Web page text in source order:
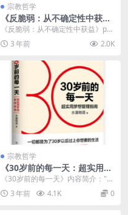
宗教哲学
《反脆弱：从不确定性中获
益》pdf电子书下载
《反脆弱：从不确定性中获益》pdf
电子书下载介绍 书名：反脆弱：从
不确定性中获益...
3 年前 2.0K
宗教哲学
《30岁前的每一天：超实用梦
想管理指南》pdf下载
《30岁前的每一天》内容简介："
梦想，是专属于青春的烂漫色彩，
倘若在30岁之前...
3 年前 4.1K 0